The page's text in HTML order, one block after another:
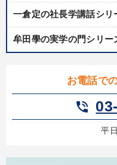
カテゴリー
2026年夏季全国経営者セ
タル版（音声／動画ストリ
最新トレンドと時代の潮流
一倉定の社長学講話シリ
牟田學の実学の門シリー
お電話で
phone_in_talk
平